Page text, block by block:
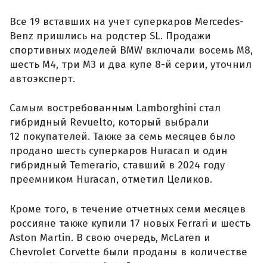
Все 19 вставших на учет суперкаров Mercedes-
Benz пришлись на родстер SL. Продажи
спортивных моделей BMW включали восемь M8,
шесть M4, три M3 и два купе 8-й серии, уточнил
автоэксперт.
Самым востребованным Lamborghini стал
гибридный Revuelto, который выбрали
12 покупателей. Также за семь месяцев было
продано шесть суперкаров Huracan и один
гибридный Temerario, ставший в 2024 году
преемником Huracan, отметил Целиков.
Кроме того, в течение отчетных семи месяцев
россияне также купили 17 новых Ferrari и шесть
Aston Martin. В свою очередь, McLaren и
Chevrolet Corvette были проданы в количестве